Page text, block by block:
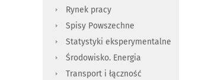
Rynek pracy
Spisy Powszechne
Statystyki eksperymentalne
Środowisko. Energia
Transport i łączność